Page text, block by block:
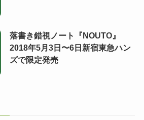
落書き錯視ノート『NOUTO』
2018年5月3日〜6日新宿東急ハン
ズで限定発売